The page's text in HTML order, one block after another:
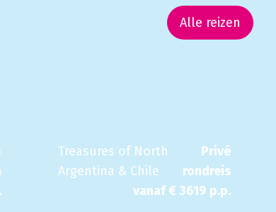
Alle reizen
Treasures of North
Argentina & Chile
Privé
rondreis
vanaf € 3619 p.p.